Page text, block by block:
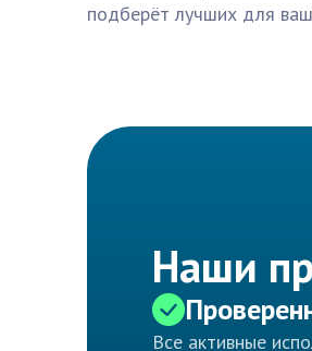
подберёт лучших для
Наши
Все активные